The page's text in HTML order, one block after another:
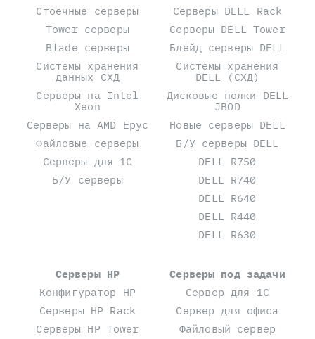
Стоечные серверы
Tower серверы
Blade серверы
Системы хранения
данных СХД
Серверы на Intel
Xeon
Серверы на AMD Epyc
Файловые серверы
Серверы для 1С
Б/У серверы
Серверы DELL Rack
Серверы DELL Tower
Блейд серверы DELL
Системы хранения
DELL (СХД)
Дисковые полки DELL
JBOD
Новые серверы DELL
Б/У серверы DELL
DELL R750
DELL R740
DELL R640
DELL R440
DELL R630
Серверы HP
Конфигуратор HP
Серверы HP Rack
Серверы HP Tower
Серверы под задачи
Сервер для 1С
Сервер для офиса
Файловый сервер